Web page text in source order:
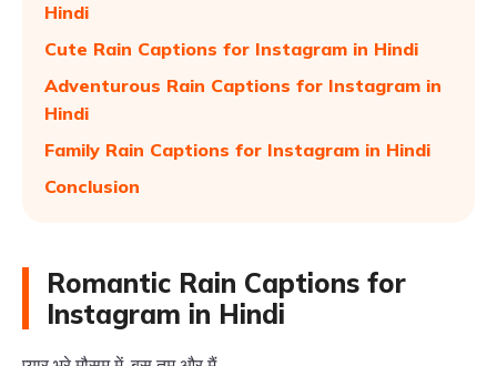
Hindi
Cute Rain Captions for Instagram in Hindi
Adventurous Rain Captions for Instagram in
Hindi
Family Rain Captions for Instagram in Hindi
Conclusion
Romantic Rain Captions for
Instagram in Hindi